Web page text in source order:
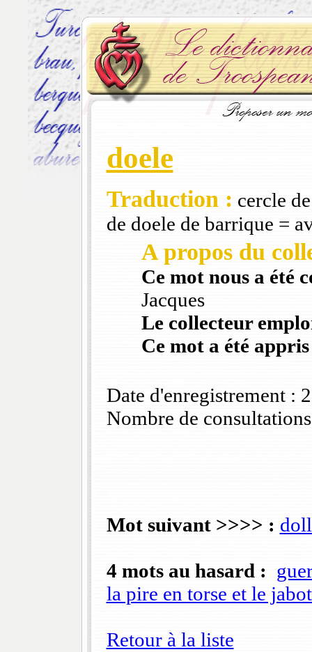
doele
Traduction : cercle
de doele de barrique =
A propos du
Ce mot nous a été
Jacques
Le collecteur
Ce mot a été
Date d'enregistrement :
Nombre de
Mot suivant >>>> :
4 mots au hasard :
la pire en torse et le
Retour à la liste